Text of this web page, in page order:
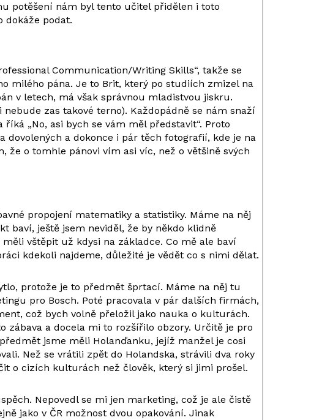
potěšení nám byl tento učitel přidělen i toto
dokáže podat.
Communication/Writing Skills“, takže se
milého pána. Je to Brit, který po studiích zmizel na
v letech, má však správnou mladistvou jiskru.
zas takové terno). Každopádně se nám snaží
„No, asi bych se vám měl představit“. Proto
dovolených a dokonce i pár těch fotografií, kde je na
o tomhle pánovi vím asi víc, než o většině svých
propojení matematiky a statistiky. Máme na něj
baví, ještě jsem neviděl, že by někdo klidně
vštěpit už kdysi na základce. Co mě ale baví
kdekoli najdeme, důležité je vědět co s nimi dělat.
protože je to předmět šprtací. Máme na něj tu
pro Bosch. Poté pracovala v pár dalších firmách,
což bych volně přeložil jako nauka o kulturách.
a docela mi to rozšířilo obzory. Určitě je pro
jsme měli Holanďanku, jejíž manžel je cosi
Než se vrátili zpět do Holandska, strávili dva roky
o cizích kulturách než člověk, který si jimi prošel.
Nepovedl se mi jen marketing, což je ale čistě
jako v ČR možnost dvou opakování. Jinak